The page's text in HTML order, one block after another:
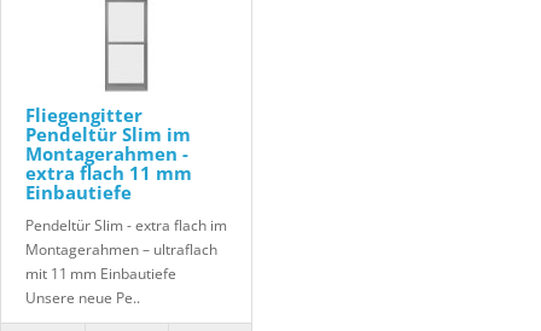
Fliegengitter
Pendeltür Slim im
Montagerahmen -
extra flach 11 mm
Einbautiefe
Pendeltür Slim - extra flach im
Montagerahmen – ultraflach
mit 11 mm Einbautiefe
Unsere neue Pe..